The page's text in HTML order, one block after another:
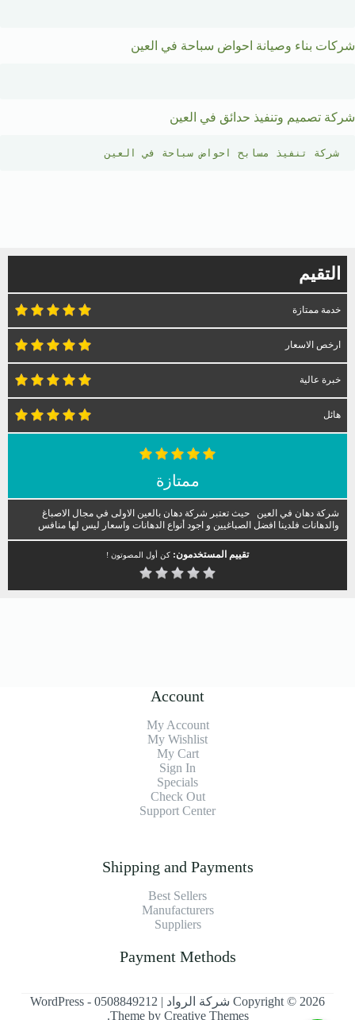
شركات بناء وصيانة احواض سباحة في العين
شركة تصميم وتنفيذ حدائق في العين
شركة تنفيذ مسابح احواض سباحة في العين
التقيم
خدمة ممتازة
ارخص الاسعار
خبرة عالية
هائل
ممتازة
شركة دهان في العين حيث تعتبر شركة دهان بالعين الاولى في مجال الاصباغ
والدهانات فلدينا افضل الصباغيين و اجود أنواع الدهانات واسعار ليس لها منافس
تقييم المستخدمون: كن أول المصوتون !
Account
My Account
My Wishlist
My Cart
Sign In
Specials
Check Out
Support Center
Shipping and Payments
Best Sellers
Manufacturers
Suppliers
Payment Methods
Copyright © 2026 شركة الرواد | 0508849212 - WordPress
Theme by Creative Themes
.